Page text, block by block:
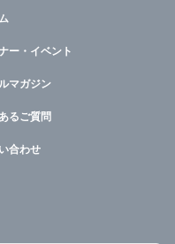
ー・イベント
マガジン
るご質問
合わせ